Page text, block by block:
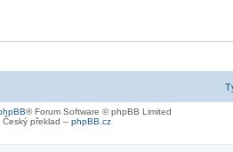
® Forum Software © phpBB Limited
Český překlad – phpBB.cz